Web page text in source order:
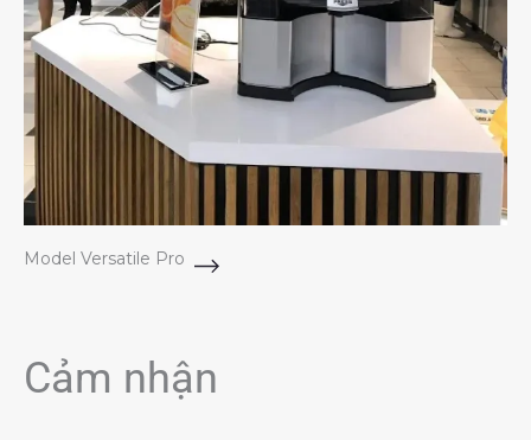
Model Versatile Pro
Cảm nhận